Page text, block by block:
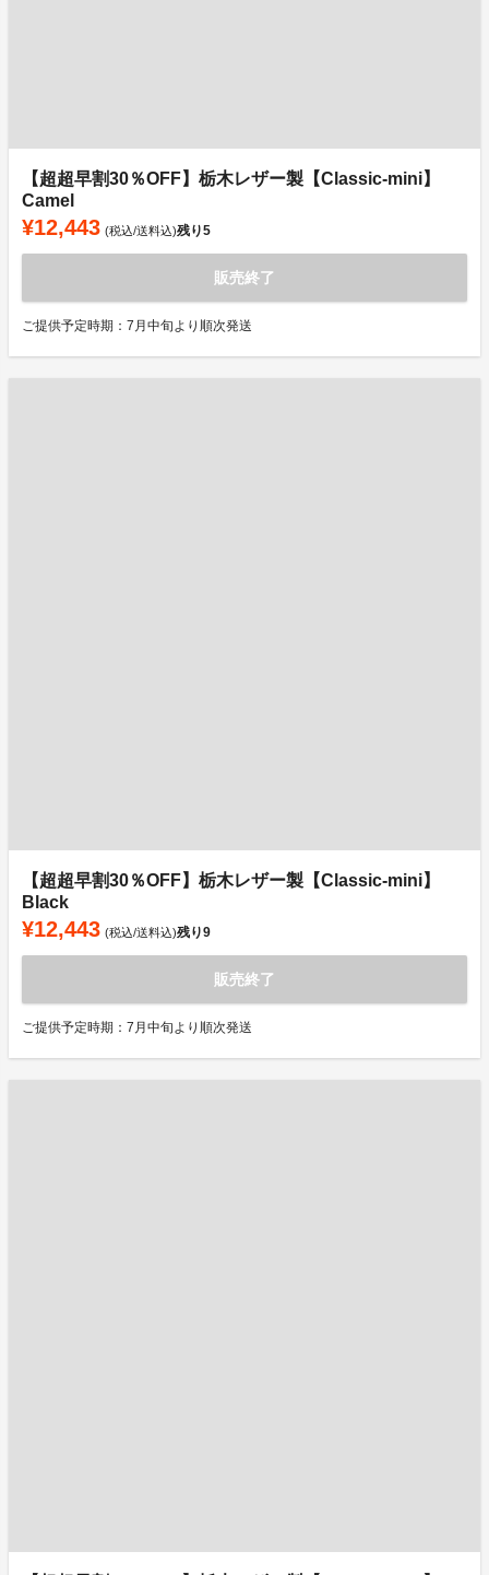
【超超早割30％OFF】栃木レザー製【Classic-mini】
Camel
¥12,443 (税込/送料込)残り5
販売終了
ご提供予定時期：7月中旬より順次発送
【超超早割30％OFF】栃木レザー製【Classic-mini】
Black
¥12,443 (税込/送料込)残り9
販売終了
ご提供予定時期：7月中旬より順次発送